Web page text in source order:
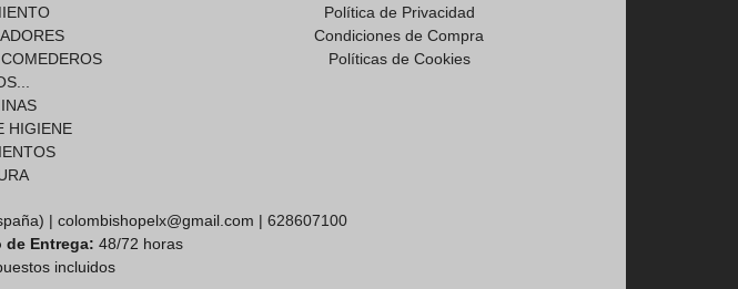
HIGIENE
Política de Privacidad
Condiciones de Compra
Políticas de Cookies
| colombishopelx@gmail.com |628607100
de Entrega: 48/72 horas
incluidos